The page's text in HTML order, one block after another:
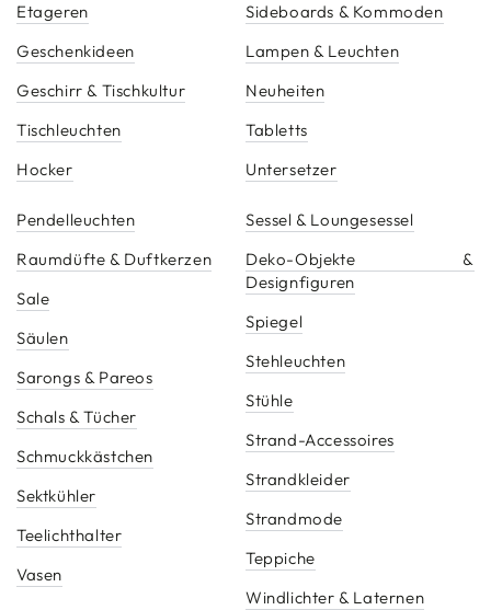
Etageren
Geschenkideen
Geschirr & Tischkultur
Tischleuchten
Hocker
Sideboards & Kommoden
Lampen & Leuchten
Neuheiten
Tabletts
Untersetzer
Pendelleuchten
Raumdüfte & Duftkerzen
Sale
Säulen
Sarongs & Pareos
Schals & Tücher
Schmuckkästchen
Sektkühler
Teelichthalter
Vasen
Sessel & Loungesessel
Deko-Objekte &
Designfiguren
Spiegel
Stehleuchten
Stühle
Strand-Accessoires
Strandkleider
Strandmode
Teppiche
Windlichter & Laternen